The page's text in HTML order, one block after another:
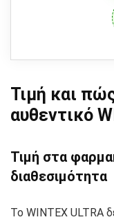
Τιμή και
αυθεντικό
Τιμή στα
διαθεσιμότητα
Το WINTEX ULTRA